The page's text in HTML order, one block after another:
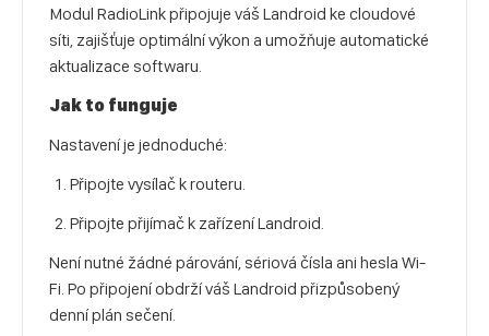
Modul RadioLink připojuje váš Landroid ke cloudové
síti, zajišťuje optimální výkon a umožňuje automatické
aktualizace softwaru.
Jak to funguje
Nastavení je jednoduché:
Připojte vysílač k routeru.
Připojte přijímač k zařízení Landroid.
Není nutné žádné párování, sériová čísla ani hesla Wi-
Fi. Po připojení obdrží váš Landroid přizpůsobený
denní plán sečení.